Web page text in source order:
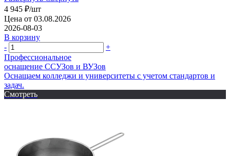
4 945 ₽/шт
Цена от 03.08.2026
2026-08-03
В корзину
-
+
Профессиональное
оснащение CСУЗов и ВУЗов
Оснащаем колледжи и университеты с учетом стандартов и
задач.
Смотреть